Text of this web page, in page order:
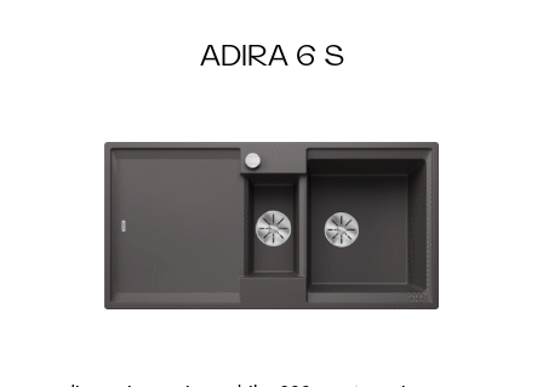
ADIRA 6 S